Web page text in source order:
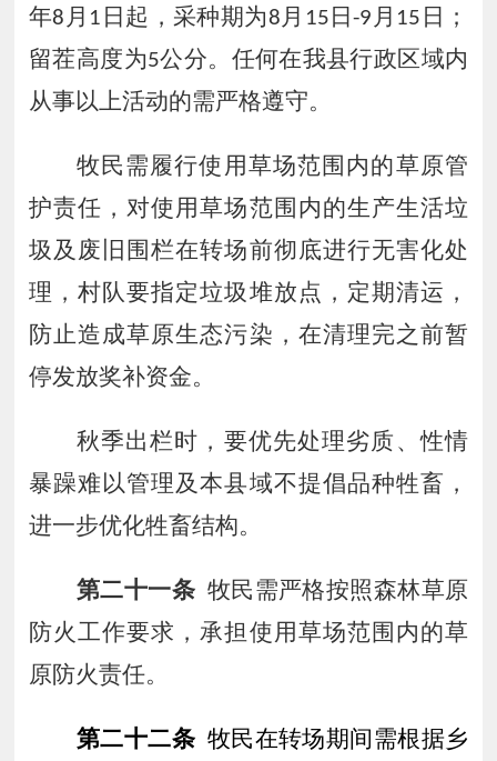
年8 月 1 日起，采种期为8月 15 日-9 月 15 日；
留茬高度为5公分。任何在我县行政区域内
从事以上活动的需严格遵守。
牧民需履行使用草场范围内的草原管
护责任，对使用草场范围内的生产生活垃
圾及废旧围栏在转场前彻底进行无害化处
理，村队要指定垃圾堆放点，定期清运，
防止造成草原生态污染，在清理完之前暂
停发放奖补资金。
秋季出栏时，要优先处理劣质、性情
暴躁难以管理及本县域不提倡品种牲畜，
进一步优化牲畜结构。
第二十一条 牧民需严格按照森林草原
防火工作要求，承担使用草场范围内的草
原防火责任。
第二十二条 牧民在转场期间需根据乡